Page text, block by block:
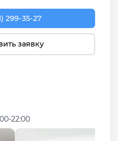
299-35-27
заявку
22:00